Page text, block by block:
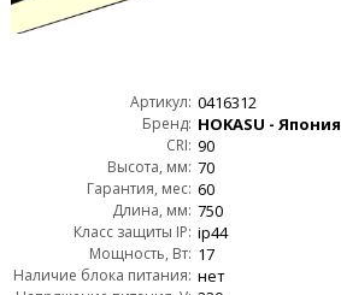
Артикул: 0416312
Бренд: HOKASU - Япония
CRI: 90
Высота, мм: 70
Гарантия, мес: 60
Длина, мм: 750
Класс защиты IP: ip44
Мощность, Вт: 17
Наличие блока питания: нет